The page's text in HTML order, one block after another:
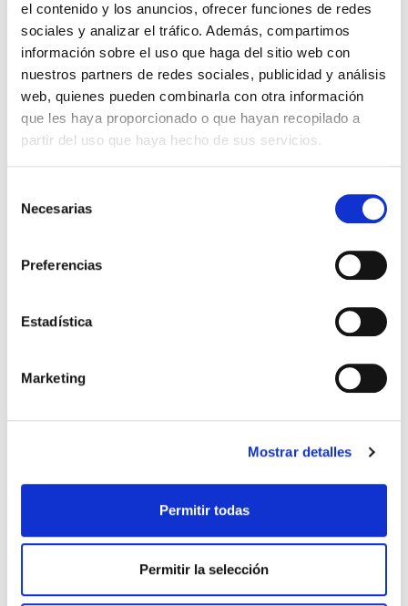
el contenido y los anuncios, ofrecer funciones de redes
sociales y analizar el tráfico. Además, compartimos
información sobre el uso que haga del sitio web con
nuestros partners de redes sociales, publicidad y análisis
web, quienes pueden combinarla con otra información
que les haya proporcionado o que hayan recopilado a
partir del uso que haya hecho de sus servicios.
Necesarias
Preferencias
Estadística
Marketing
Mostrar detalles
Permitir todas
Permitir la selección
Climatización 65
Construcción 39
Energía 33
Noticias corporativas
Últimas Noticias
Construcción de clínicas: errores
deportivas: requisitos, fases y
buenas prácticas para crear
espacios cómodos, eficientes y